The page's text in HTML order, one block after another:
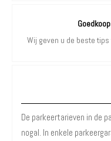
Wij geven u de beste tips
De parkeertarieven in de
nogal. In enkele